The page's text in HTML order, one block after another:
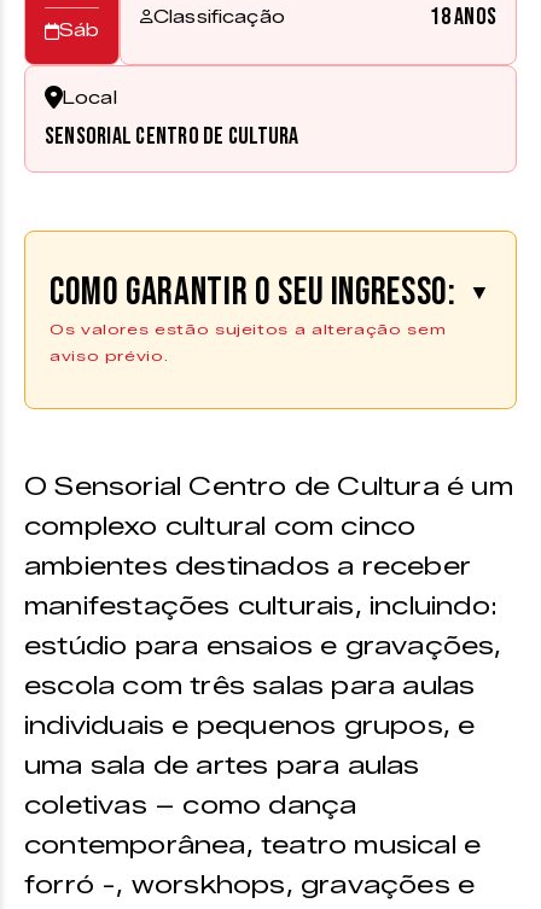
Sáb
Classificação 18 anos
Local
Sensorial Centro de Cultura
Como garantir o seu ingresso: ▼
Os valores estão sujeitos a alteração sem
aviso prévio.
O Sensorial Centro de Cultura é um
complexo cultural com cinco
ambientes destinados a receber
manifestações culturais, incluindo:
estúdio para ensaios e gravações,
escola com três salas para aulas
individuais e pequenos grupos, e
uma sala de artes para aulas
coletivas – como dança
contemporânea, teatro musical e
forró -, worskhops, gravações e